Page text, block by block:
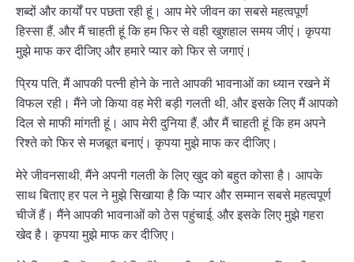
शब्दों और कार्यों पर पछता रही हूं। आप मेरे जीवन का सबसे महत्वपूर्ण
हिस्सा हैं, और मैं चाहती हूं कि हम फिर से वही खुशहाल समय जीएं। कृपया
मुझे माफ कर दीजिए और हमारे प्यार को फिर से जगाएं।
प्रिय पति, मैं आपकी पत्नी होने के नाते आपकी भावनाओं का ध्यान रखने में
विफल रही। मैंने जो किया वह मेरी बड़ी गलती थी, और इसके लिए मैं आपको
दिल से माफी मांगती हूं। आप मेरी दुनिया हैं, और मैं चाहती हूं कि हम अपने
रिश्ते को फिर से मजबूत बनाएं। कृपया मुझे माफ कर दीजिए।
मेरे जीवनसाथी, मैंने अपनी गलती के लिए खुद को बहुत कोसा है। आपके
साथ बिताए हर पल ने मुझे सिखाया है कि प्यार और सम्मान सबसे महत्वपूर्ण
चीजें हैं। मैंने आपकी भावनाओं को ठेस पहुंचाई, और इसके लिए मुझे गहरा
खेद है। कृपया मुझे माफ कर दीजिए।